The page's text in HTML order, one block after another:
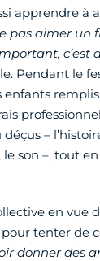
apprendre à
pas aimer un
c’est
Pendant le
enfants
–
son –, tout
en vue
tenter de
donner des